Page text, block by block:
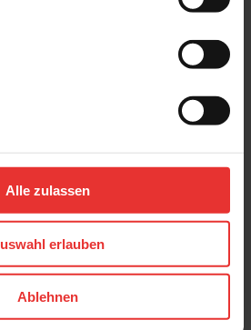
Alle zulassen
erlauben
Ablehnen
Ragno